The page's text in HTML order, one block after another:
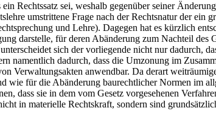
Rechtssatz sei, weshalb gegenüber seiner
umstrittene Frage nach der Rechtsnatur der ein
und Lehre). Dagegen hat es kürzlich
darstelle, für deren Abänderung zum Nachteil des
sich der vorliegende nicht nur dadurch,
namentlich dadurch, dass die Umzonung im
Verwaltungsakten anwendbar. Da derart
wie für die Abänderung baurechtlicher Normen im
dass sie in dem vom Gesetz vorgesehenen
in materielle Rechtskraft, sondern sind